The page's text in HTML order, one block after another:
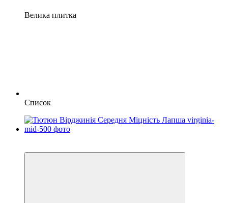
Велика плитка
Список